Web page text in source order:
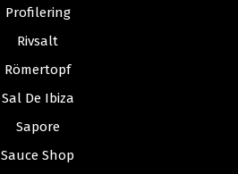
Profilering
Rivsalt
Römertopf
Sal De Ibiza
Sapore
Sauce Shop